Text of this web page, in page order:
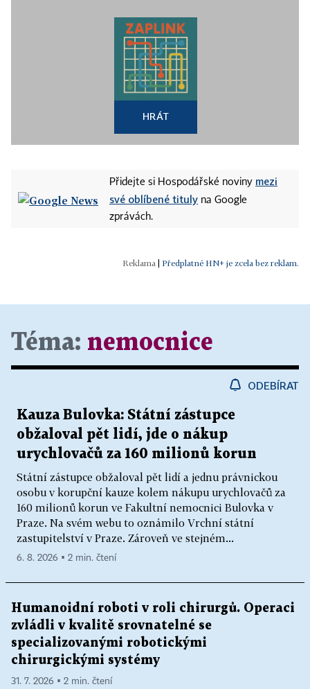
HRÁT
Přidejte si Hospodářské noviny mezi
své oblíbené tituly na Google
zprávách.
Předplatné HN+ je zcela bez reklam.
Téma: nemocnice
ODEBÍRAT
Kauza Bulovka: Státní zástupce
obžaloval pět lidí, jde o nákup
urychlovačů za 160 milionů korun
Státní zástupce obžaloval pět lidí a jednu právnickou
osobu v korupční kauze kolem nákupu urychlovačů za
160 milionů korun ve Fakultní nemocnici Bulovka v
Praze. Na svém webu to oznámilo Vrchní státní
zastupitelství v Praze. Zároveň ve stejném...
6. 8. 2026 ▪ 2 min. čtení
Humanoidní roboti v roli chirurgů. Operaci
zvládli v kvalitě srovnatelné se
specializovanými robotickými
chirurgickými systémy
31. 7. 2026 ▪ 2 min. čtení